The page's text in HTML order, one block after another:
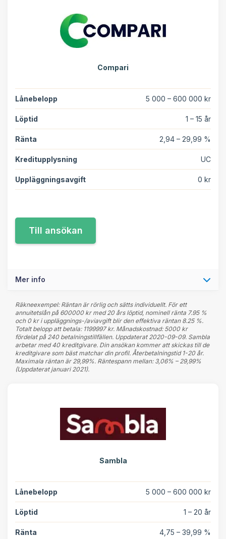
Compari
Lånebelopp 5 000 – 600 000 kr
Löptid 1 – 15 år
Ränta 2,94 – 29,99 %
Kreditupplysning UC
Uppläggningsavgift 0 kr
Mer info
Räkneexempel: Räntan är rörlig och sätts individuellt. För ett
annuitetslån på 600000 kr med 20 års löptid, nominell ränta 7.95 %
och 0 kr i uppläggnings-/aviavgift blir den effektiva räntan 8.25 %.
Totalt belopp att betala: 1199997 kr. Månadskostnad: 5000 kr
fördelat på 240 betalningstillfällen. Uppdaterat 2020-09-09. Sambla
arbetar med 40 kreditgivare. Din ansökan kommer att skickas till de
kreditgivare som bäst matchar din profil. Återbetalningstid 1-20 år.
Maximala räntan är 29,99%. Räntespann mellan: 3,06% – 29,99%
(Uppdaterat januari 2021).
Sambla
Lånebelopp 5 000 – 600 000 kr
Löptid 1 – 20 år
Ränta 4,75 – 39,99 %